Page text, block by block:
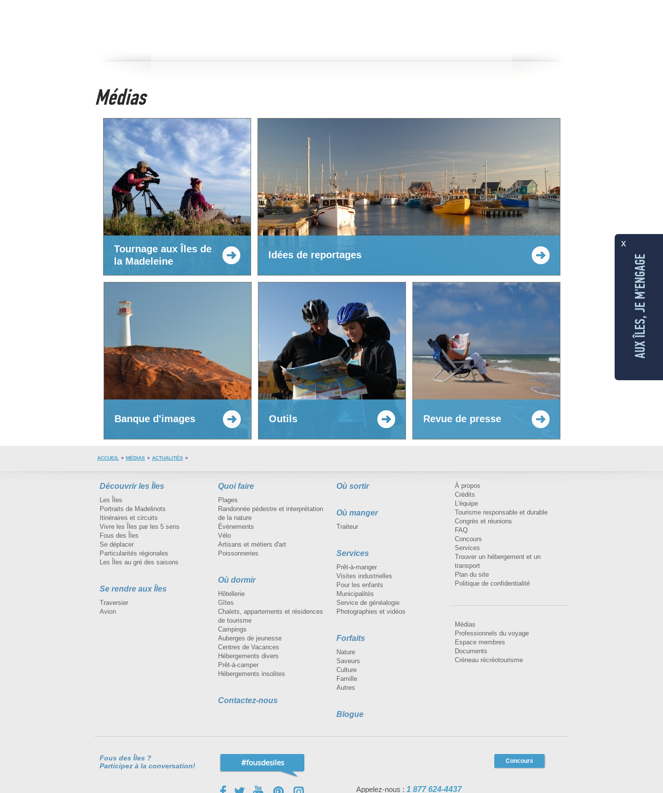
Médias
Tournage aux Îles de
la Madeleine
Idées de reportages
Banque d'images Outils Revue de presse
ACCUEIL MÉDIAS ACTUALITÉS
Découvrir les Îles
Les Îles
Portraits de Madelinots
Itinéraires et circuits
Vivre les Îles par les 5 sens
Fous des Îles
Se déplacer
Particularités régionales
Les Îles au gré des saisons
Se rendre aux Îles
Traversier
Avion
Quoi faire
Plages
Randonnée pédestre et interprétation
de la nature
Événements
Vélo
Artisans et métiers d'art
Poissonneries
Où dormir
Hôtellerie
Gîtes
Chalets, appartements et résidences
de tourisme
Campings
Auberges de jeunesse
Centres de Vacances
Hébergements divers
Prêt-à-camper
Hébergements insolites
Contactez-nous
Où sortir
Où manger
Traiteur
Services
Prêt-à-manger
Visites industrielles
Pour les enfants
Municipalités
Service de généalogie
Photographies et vidéos
Forfaits
Nature
Saveurs
Culture
Famille
Autres
Blogue
À propos
Crédits
L'équipe
Tourisme responsable et durable
Congrès et réunions
FAQ
Concours
Services
Trouver un hébergement et un
transport
Plan du site
Politique de confidentialité
Médias
Professionnels du voyage
Espace membres
Documents
Créneau récréotourisme
Fous des Îles ?
Participez à la conversation!
#fousdesiles Concours
Appelez-nous : 1 877 624-4437
x
AUX ÎLES, JE M'ENGAGE